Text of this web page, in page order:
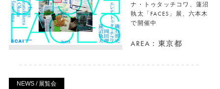
ナ・トゥタッチコワ、蓮沼
執太「FACES」展、六本木
で開催中
AREA：東京都
NEWS / 展覧会